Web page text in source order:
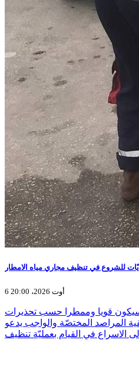
للشروع في تنظيف مجاري مياه الامطار
6 أوت 2026، 20:00
قويا وممطرا حسب تحذيرات
المراصد المختصّة والواجب يدعو